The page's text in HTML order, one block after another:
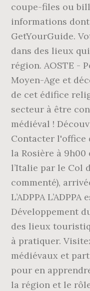
coupe-files ou
informations
GetYourGuide.
dans des lieux
région. AOSTE -
Moyen-Age et
de cet édifice
secteur à être
médiéval !
Contacter l'office
la Rosière à
l’Italie par le Col
commenté),
L’ADPPA
Développement
des lieux
à pratiquer.
médiévaux et
pour en
la région et le